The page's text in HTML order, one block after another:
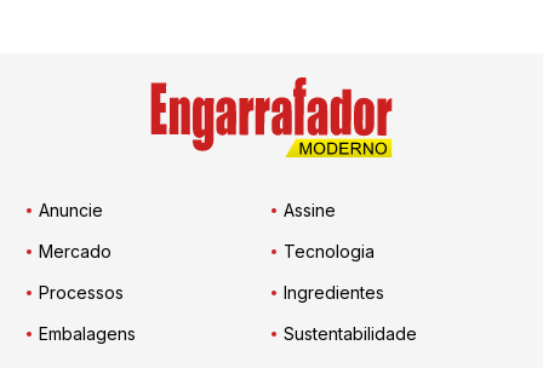
Anuncie
Assine
Mercado
Tecnologia
Processos
Ingredientes
Embalagens
Sustentabilidade